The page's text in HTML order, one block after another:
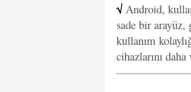
√ Android,
sade bir
kullanım
cihazlarını